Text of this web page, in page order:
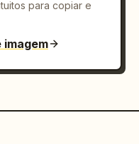
para copiar e
imagem